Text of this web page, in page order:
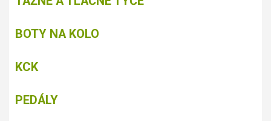
BOTY NA KOLO
KCK
PEDÁLY